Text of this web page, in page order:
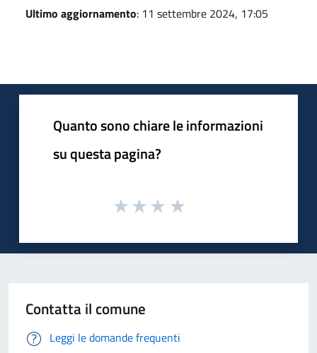
Ultimo aggiornamento: 11 settembre 2024, 17:05
Quanto sono chiare le informazioni
su questa pagina?
Contatta il comune
Leggi le domande frequenti